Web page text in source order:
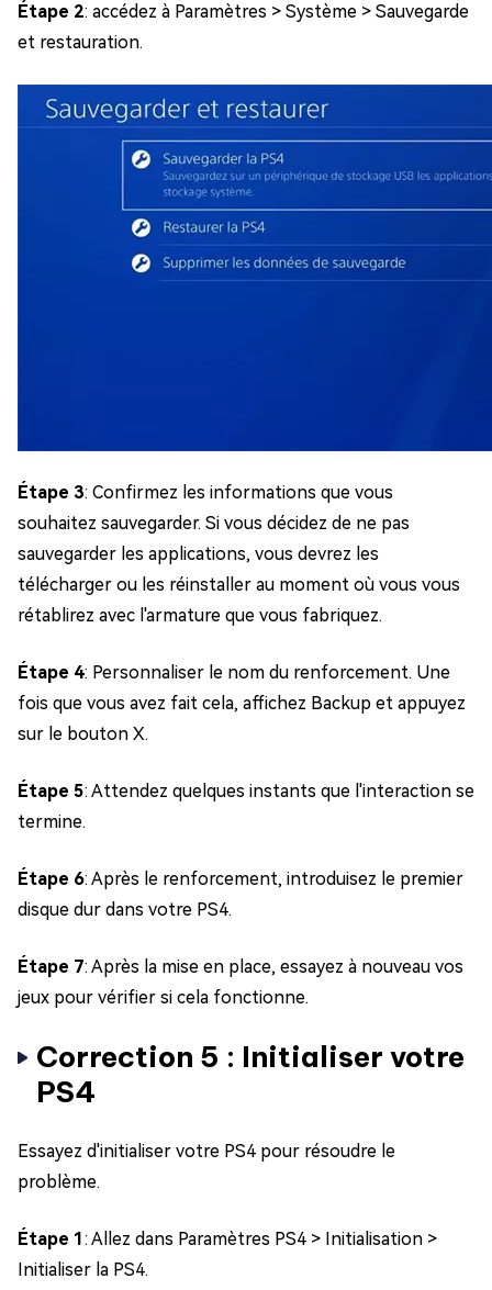
Étape 2: accédez à Paramètres > Système > Sauvegarde
et restauration.
Étape 3: Confirmez les informations que vous
souhaitez sauvegarder. Si vous décidez de ne pas
sauvegarder les applications, vous devrez les
télécharger ou les réinstaller au moment où vous vous
rétablirez avec l'armature que vous fabriquez.
Étape 4: Personnaliser le nom du renforcement. Une
fois que vous avez fait cela, affichez Backup et appuyez
sur le bouton X.
Étape 5: Attendez quelques instants que l'interaction se
termine.
Étape 6: Après le renforcement, introduisez le premier
disque dur dans votre PS4.
Étape 7: Après la mise en place, essayez à nouveau vos
jeux pour vérifier si cela fonctionne.
Correction 5 : Initialiser votre
PS4
Essayez d'initialiser votre PS4 pour résoudre le
problème.
Étape 1: Allez dans Paramètres PS4 > Initialisation >
Initialiser la PS4.